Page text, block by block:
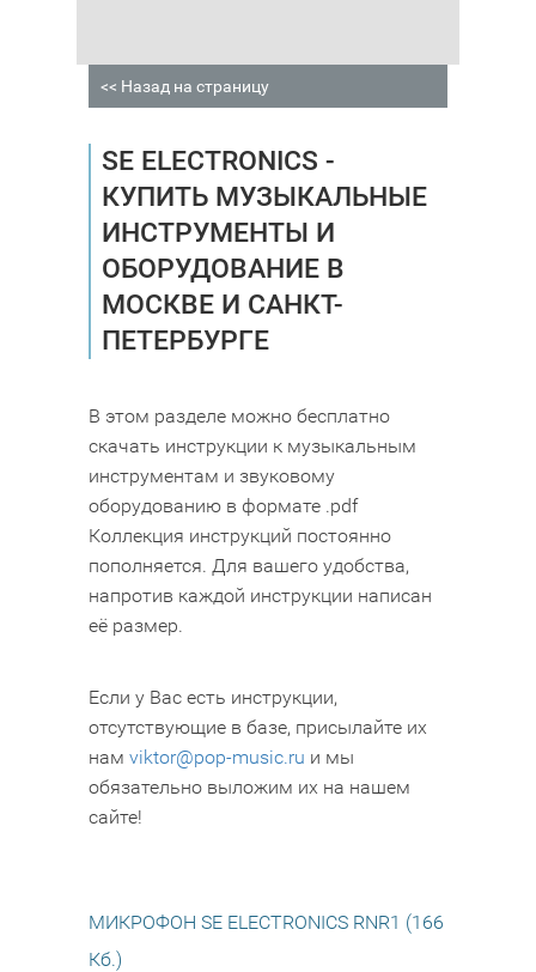
<< Назад на страницу
SE ELECTRONICS -
КУПИТЬ МУЗЫКАЛЬНЫЕ
ИНСТРУМЕНТЫ И
ОБОРУДОВАНИЕ В
МОСКВЕ И САНКТ-
ПЕТЕРБУРГЕ
В этом разделе можно бесплатно
скачать инструкции к музыкальным
инструментам и звуковому
оборудованию в формате .pdf
Коллекция инструкций постоянно
пополняется. Для вашего удобства,
напротив каждой инструкции написан
её размер.
Если у Вас есть инструкции,
отсутствующие в базе, присылайте их
нам viktor@pop-music.ru и мы
обязательно выложим их на нашем
сайте!
МИКРОФОН SE ELECTRONICS RNR1 (166
Кб.)